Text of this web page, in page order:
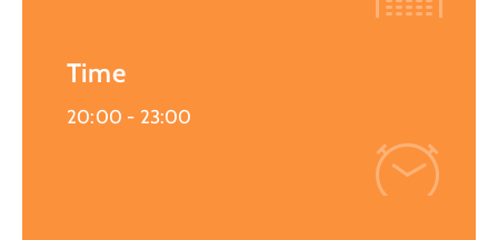
Time
20:00 - 23:00